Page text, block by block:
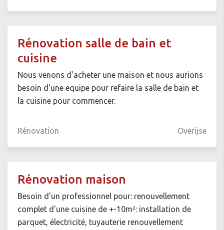
Rénovation salle de bain et
cuisine
Nous venons d'acheter une maison et nous aurions
besoin d'une equipe pour refaire la salle de bain et
la cuisine pour commencer.
Rénovation Overijse
Rénovation maison
Besoin d'un professionnel pour: renouvellement
complet d'une cuisine de +-10m²: installation de
parquet, électricité, tuyauterie renouvellement